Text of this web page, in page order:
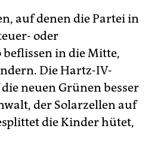
auf denen die Partei in
oder
in die Mitte,
Die Hartz-IV-
neuen Grünen besser
der Solarzellen auf
die Kinder hütet,